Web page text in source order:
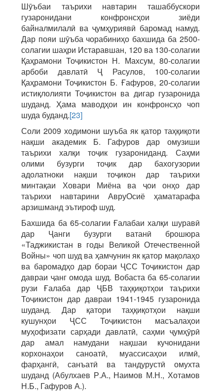
Шӯъбаи таърихи навтарин ташаббускори
гузаронидани конфронсҳои зиёди
байналмилалӣ ва ҷумҳуриявӣ баромад намуд.
Дар пояи шӯъба чорабиниҳо бахшида ба 2500-
солагии шаҳри Истаравшан, 120 ва 130-солагии
Қаҳрамони Тоҷикистон Н. Махсум, 80-солагии
арбоби давлатӣ Ҷ Расулов, 100-солагии
Қаҳрамони Тоҷикистон Б. Ғафуров, 20-солагии
истиқлолияти Тоҷикистон ва дигар гузаронида
шуданд. Ҳама маводҳои ин конфронсҳо чоп
шуда буданд.[23]
Соли 2009 ходимони шуъба як қатор таҳқиқоти
нақши академик Б. Гафуров дар омузиши
таърихи халқи тоҷик гузарониданд. Саҳми
олими бузурги тоҷик дар бахогузории
адолатноки нақши тоҷикон дар таърихи
минтақаи Ховари Миёна ва ҷои онҳо дар
таърихи навтарини АвруОсиё ҳаматарафа
арзишманд эътироф шуд.
Бахшида ба 65-солагии Ғалабаи халқи шуравӣ
дар Ҷанги бузурги ватанӣ брошюра
«Таджикистан в годы Великой Отечественной
Войны» чоп шуд ва ҳамчунин як қатор мақолаҳо
ва баромадҳо дар бораи ҶСС Тоҷикистон дар
давраи ҷанг омода шуд. Вобаста ба 65-солагии
рузи Ғалаба дар ҶБВ таҳқиқотҳои таърихи
Тоҷикистон дар давраи 1941-1945 гузаронида
шуданд. Дар қатори таҳқиқотҳои нақши
кушунҳои ҶСС Тоҷикистон масъалаҳои
муҳофизати сарҳади давлатӣ, саҳми ҷумҳӯрӣ
дар амал намудани нақшаи кучонидани
корхонаҳои саноатӣ, муассисаҳои илмӣ,
фарҳангӣ, санъатӣ ва тандурустӣ омухта
шуданд (Абулхаев Р.А., Наимов М.Н., Хотамов
Н.Б., Гафуров А.).